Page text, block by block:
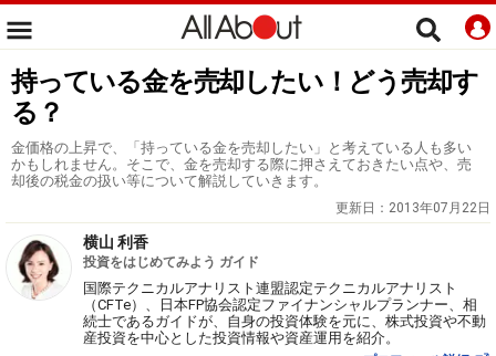
持っている金を売却したい！どう売却す
る？
金価格の上昇で、「持っている金を売却したい」と考えている人も多い
かもしれません。そこで、金を売却する際に押さえておきたい点や、売
却後の税金の扱い等について解説していきます。
更新日： 2013年07月22日
横山 利香
投資をはじめてみよう ガイド
国際テクニカルアナリスト連盟認定テクニカルアナリスト
（CFTe）、日本FP協会認定ファイナンシャルプランナー、相
続士であるガイドが、自身の投資体験を元に、株式投資や不動
産投資を中心とした投資情報や資産運用を紹介。